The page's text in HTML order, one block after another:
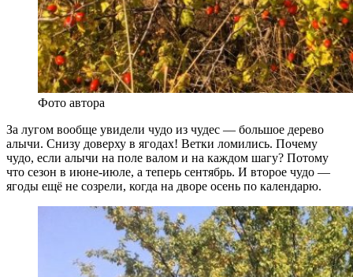
Фото автора
За лугом вообще увидели чудо из чудес — большое дерево
алычи. Снизу доверху в ягодах! Ветки ломились. Почему
чудо, если алычи на поле валом и на каждом шагу? Потому
что сезон в июне-июле, а теперь сентябрь. И второе чудо —
ягоды ещё не созрели, когда на дворе осень по календарю.